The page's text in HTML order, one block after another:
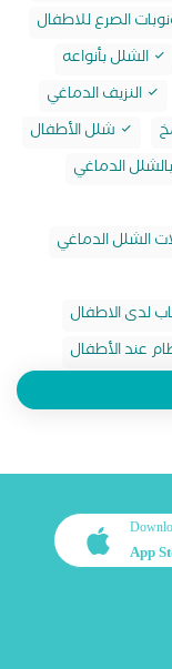
الصرع للاطفال
الشلل بأنواعه
النزيف الدماغي
شلل الأطفال
الدماغي
الشلل الدماغي
لدى الاطفال
عند الأطفال
App